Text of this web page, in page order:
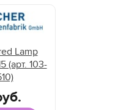
Lamp
(арт. 103-